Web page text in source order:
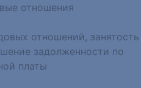
отношения
отношений, занятость
задолженности по
платы